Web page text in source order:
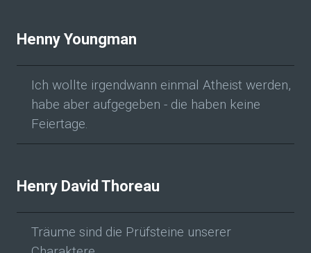
Henny Youngman
Ich wollte irgendwann einmal Atheist werden,
habe aber aufgegeben - die haben keine
Feiertage.
Henry David Thoreau
Träume sind die Prüfsteine unserer